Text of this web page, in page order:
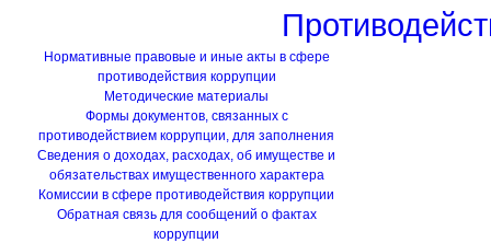
Нормативные правовые и иные акты в сфере
противодействия коррупции
Методические материалы
Формы документов, связанных с
противодействием коррупции, для заполнения
Сведения о доходах, расходах, об имуществе и
обязательствах имущественного характера
Комиссии в сфере противодействия коррупции
Обратная связь для сообщений о фактах
коррупции